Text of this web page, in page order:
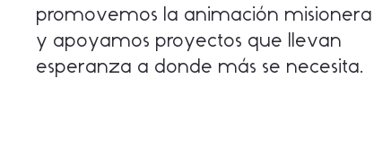
promovemos la animación misionera
y apoyamos proyectos que llevan
esperanza a donde más se necesita.